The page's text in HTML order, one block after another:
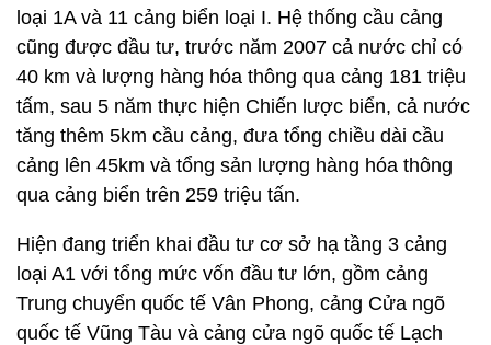
loại 1A và 11 cảng biển loại I. Hệ thống cầu cảng
cũng được đầu tư, trước năm 2007 cả nước chỉ có
40 km và lượng hàng hóa thông qua cảng 181 triệu
tấm, sau 5 năm thực hiện Chiến lược biển, cả nước
tăng thêm 5km cầu cảng, đưa tổng chiều dài cầu
cảng lên 45km và tổng sản lượng hàng hóa thông
qua cảng biển trên 259 triệu tấn.
Hiện đang triển khai đầu tư cơ sở hạ tầng 3 cảng
loại A1 với tổng mức vốn đầu tư lớn, gồm cảng
Trung chuyển quốc tế Vân Phong, cảng Cửa ngõ
quốc tế Vũng Tàu và cảng cửa ngõ quốc tế Lạch